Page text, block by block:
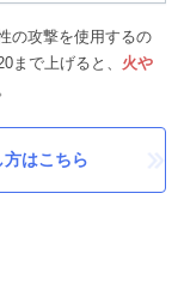
の攻撃を使用するの
まで上げると、 火や
はこちら